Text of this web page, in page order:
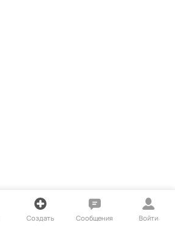
Создать Сообщения Войти